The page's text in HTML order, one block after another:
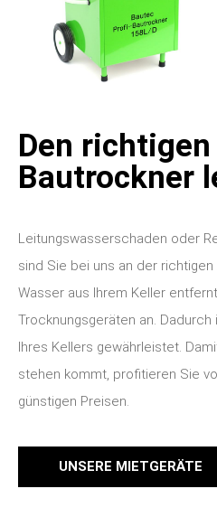
Den richtigen
Bautrockner
Leitungswasserschaden oder
sind Sie bei uns an der
Wasser aus Ihrem Keller
Trocknungsgeräten an. Dadurch
Ihres Kellers gewährleistet.
stehen kommt, profitieren Sie
günstigen Preisen.
UNSERE MIETGERÄTE